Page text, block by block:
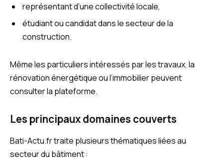
représentant d’une collectivité locale,
étudiant ou candidat dans le secteur de la
construction.
Même les particuliers intéressés par les travaux, la
rénovation énergétique ou l’immobilier peuvent
consulter la plateforme.
Les principaux domaines couverts
Bati-Actu.fr traite plusieurs thématiques liées au
secteur du bâtiment :